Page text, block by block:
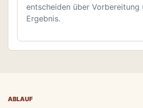
entscheiden über Vorbereitung
Ergebnis.
ABLAUF